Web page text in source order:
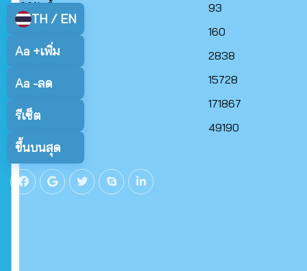
TH / EN
Aa +เพิ่ม
Aa -ลด
รีเซ็ต
ขึ้นบนสุด
สถิติวันนี้
93
สถิติเมื่อวาน
160
สถิติเดือนนี้
2838
สถิติเดือนที่แล้ว
15728
171867
49190